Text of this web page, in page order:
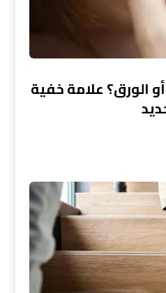
الورق؟ علامة خفية